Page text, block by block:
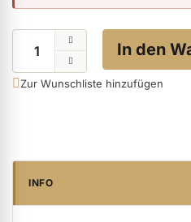
Beauty Accessoires
In den
Zur Wunschliste hinzufügen
INFO